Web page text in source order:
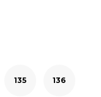
135 136